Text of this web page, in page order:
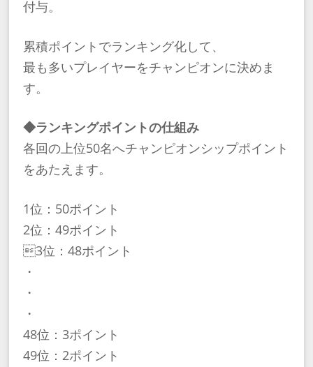
付与。
累積ポイントでランキング化して、
最も多いプレイヤーをチャンピオンに決めま
す。
◆ランキングポイントの仕組み
各回の上位50名へチャンピオンシップポイント
をあたえます。
1位：50ポイント
2位：49ポイント
3位：48ポイント
・
・
・
48位：3ポイント
49位：2ポイント